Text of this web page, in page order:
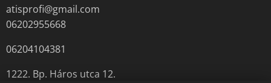
atisprofi@gmail.com
06202955668
06204104381
1222. Bp. Háros utca 12.